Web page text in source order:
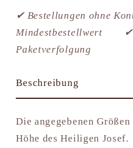
✔ Bestellungen ohne
Mindestbestellwert ✔
Paketverfolgung
Beschreibung
Die angegebenen
Höhe des Heiligen Josef.